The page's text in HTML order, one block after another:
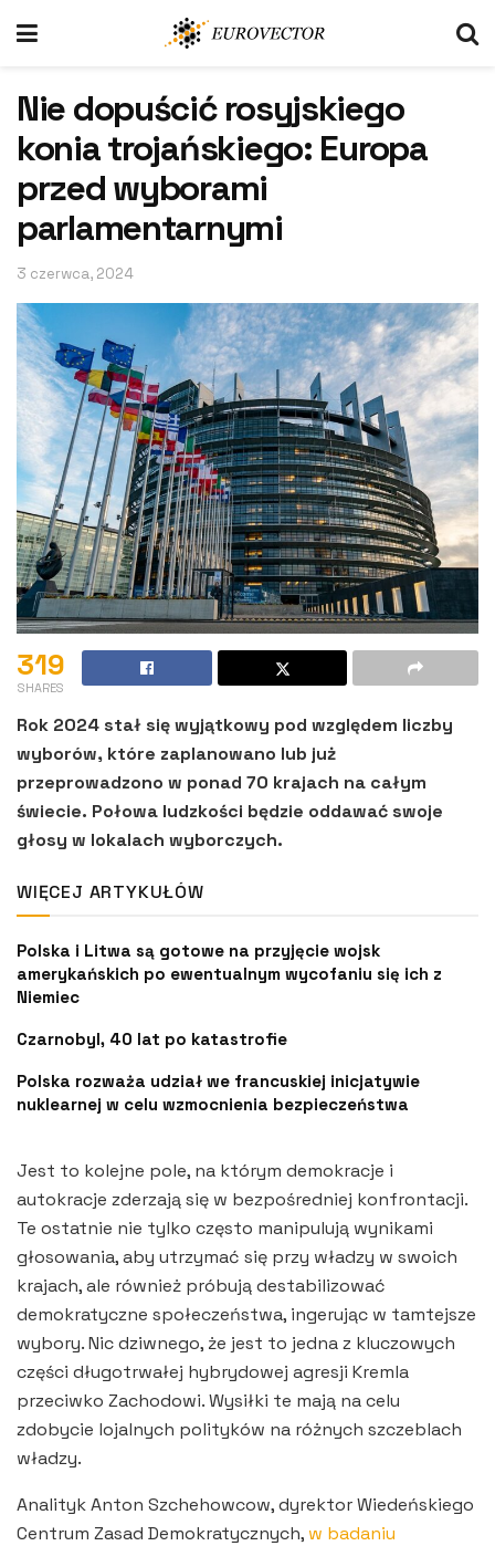
Nie dopuścić rosyjskiego
konia trojańskiego: Europa
przed wyborami
parlamentarnymi
3 czerwca, 2024
319
SHARES
Rok 2024 stał się wyjątkowy pod względem liczby
wyborów, które zaplanowano lub już
przeprowadzono w ponad 70 krajach na całym
świecie. Połowa ludzkości będzie oddawać swoje
głosy w lokalach wyborczych.
WIĘCEJ ARTYKUŁÓW
Polska i Litwa są gotowe na przyjęcie wojsk
amerykańskich po ewentualnym wycofaniu się ich z
Niemiec
Czarnobyl, 40 lat po katastrofie
Polska rozważa udział we francuskiej inicjatywie
nuklearnej w celu wzmocnienia bezpieczeństwa
Jest to kolejne pole, na którym demokracje i
autokracje zderzają się w bezpośredniej konfrontacji.
Te ostatnie nie tylko często manipulują wynikami
głosowania, aby utrzymać się przy władzy w swoich
krajach, ale również próbują destabilizować
demokratyczne społeczeństwa, ingerując w tamtejsze
wybory. Nic dziwnego, że jest to jedna z kluczowych
części długotrwałej hybrydowej agresji Kremla
przeciwko Zachodowi. Wysiłki te mają na celu
zdobycie lojalnych polityków na różnych szczeblach
władzy.
Analityk Anton Szchehowcow, dyrektor Wiedeńskiego
Centrum Zasad Demokratycznych, w badaniu